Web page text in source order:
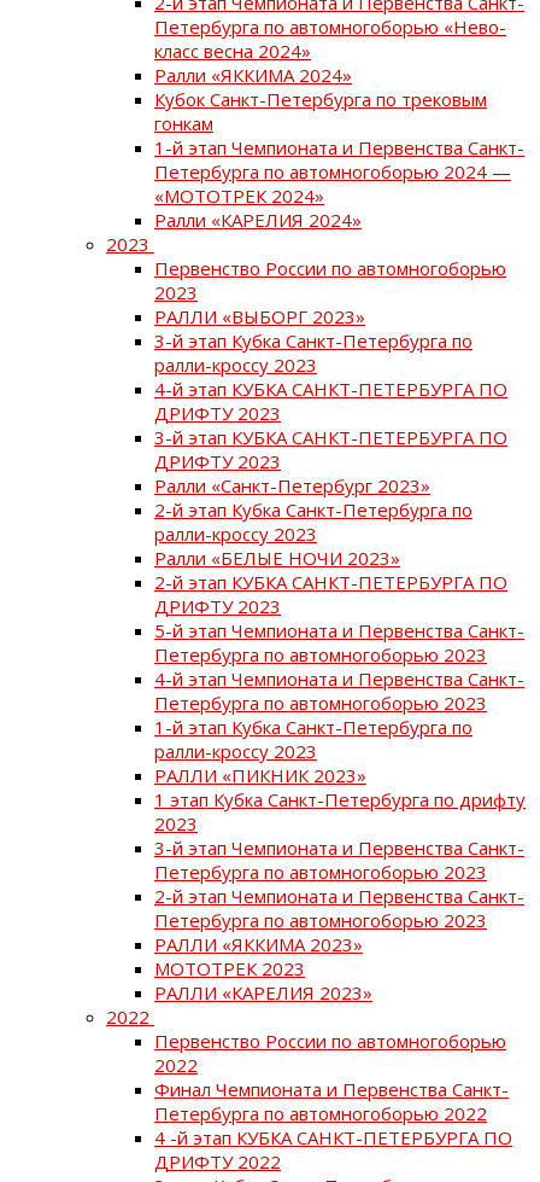
Петербурга по автомногоборью «Нево-
класс весна 2024»
Ралли «ЯККИМА 2024»
Кубок Санкт-Петербурга по трековым
гонкам
1-й этап Чемпионата и Первенства Санкт-
Петербурга по автомногоборью 2024 —
«МОТОТРЕК 2024»
Ралли «КАРЕЛИЯ 2024»
2023
Первенство России по автомногоборью
2023
РАЛЛИ «ВЫБОРГ 2023»
3-й этап Кубка Санкт-Петербурга по
ралли-кроссу 2023
4-й этап КУБКА САНКТ-ПЕТЕРБУРГА ПО
ДРИФТУ 2023
3-й этап КУБКА САНКТ-ПЕТЕРБУРГА ПО
ДРИФТУ 2023
Ралли «Санкт-Петербург 2023»
2-й этап Кубка Санкт-Петербурга по
ралли-кроссу 2023
Ралли «БЕЛЫЕ НОЧИ 2023»
2-й этап КУБКА САНКТ-ПЕТЕРБУРГА ПО
ДРИФТУ 2023
5-й этап Чемпионата и Первенства Санкт-
Петербурга по автомногоборью 2023
4-й этап Чемпионата и Первенства Санкт-
Петербурга по автомногоборью 2023
1-й этап Кубка Санкт-Петербурга по
ралли-кроссу 2023
РАЛЛИ «ПИКНИК 2023»
1 этап Кубка Санкт-Петербурга по дрифту
2023
3-й этап Чемпионата и Первенства Санкт-
Петербурга по автомногоборью 2023
2-й этап Чемпионата и Первенства Санкт-
Петербурга по автомногоборью 2023
РАЛЛИ «ЯККИМА 2023»
МОТОТРЕК 2023
РАЛЛИ «КАРЕЛИЯ 2023»
2022
Первенство России по автомногоборью
2022
Финал Чемпионата и Первенства Санкт-
Петербурга по автомногоборью 2022
4 -й этап КУБКА САНКТ-ПЕТЕРБУРГА ПО
ДРИФТУ 2022